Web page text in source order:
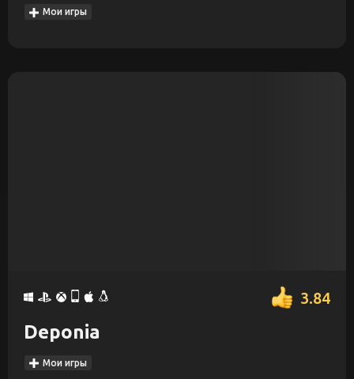
Мои игры
3.84
Deponia
Мои игры